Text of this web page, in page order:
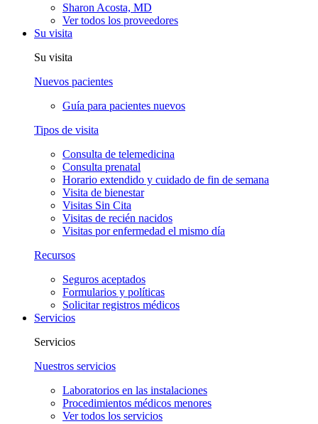
Sharon Acosta, MD
Ver todos los proveedores
Su visita
Su visita
Nuevos pacientes
Guía para pacientes nuevos
Tipos de visita
Consulta de telemedicina
Consulta prenatal
Horario extendido y cuidado de fin de semana
Visita de bienestar
Visitas Sin Cita
Visitas de recién nacidos
Visitas por enfermedad el mismo día
Recursos
Seguros aceptados
Formularios y políticas
Solicitar registros médicos
Servicios
Servicios
Nuestros servicios
Laboratorios en las instalaciones
Procedimientos médicos menores
Ver todos los servicios